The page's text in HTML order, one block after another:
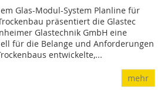
Glas-Modul-System Planline für
präsentiert die Glastec
Glastechnik GmbH eine
für die Belange und Anforderungen
entwickelte,...
mehr